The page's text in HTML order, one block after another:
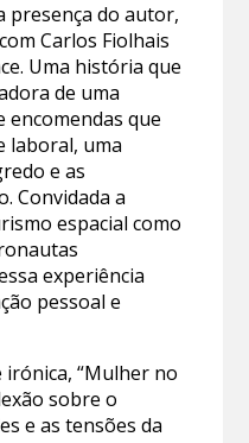
presença do autor,
Carlos Fiolhais
Uma história que
de uma
encomendas que
laboral, uma
e as
Convidada a
espacial como
experiência
pessoal e
irónica, “Mulher no
sobre o
e as tensões da